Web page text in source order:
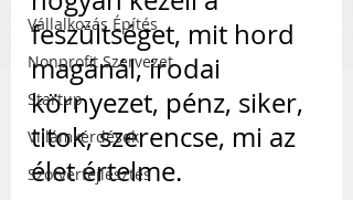
Vállalkozás Építés
Nonprofit Szervezet
Startup
Villámkérdések
Szofverfejlesztés
feszültséget, mit hord
magánál, irodai
környezet, pénz, siker,
titok, szerencse, mi az
élet értelme.